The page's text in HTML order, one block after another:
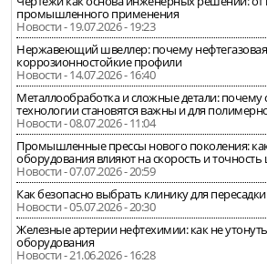
промышленного применения
Новости - 19.07.2026 - 19:23
Нержавеющий швеллер: почему
коррозионностойкие профили
Новости - 14.07.2026 - 16:40
Металлообработка и сложные детали:
технологии становятся важны и для
Новости - 08.07.2026 - 11:04
Промышленные прессы нового поколения:
оборудования влияют на скорость и
Новости - 07.07.2026 - 20:59
Как безопасно выбрать клинику для
Новости - 05.07.2026 - 20:30
Железные артерии нефтехимии: как не
оборудования
Новости - 21.06.2026 - 16:28